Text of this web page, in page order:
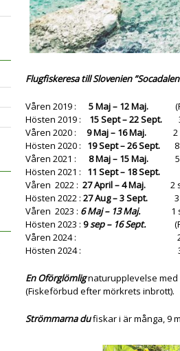
Flugfiskeresa till Slovenien
Våren 2019 : 5 Maj – 12 Maj.
Hösten 2019 : 15 Sept – 22 Sept.
3
Våren 2020 : 9Maj – 16 Maj.
Hösten 2020 : 19Sept – 26 Sept.
Våren 2021 : 8 Maj – 15 Maj.
5
Hösten 2021 : 11 Sept – 18 Sept.3 st
Våren 2022 : 27 April– 4 Maj. 2
Hösten 2022 : 27 Aug – 3 Sept.
Våren 2023 : 6 Maj – 13 Maj.
Hösten 2023 : 9sep – 16 Sept.
Våren 2024 : 2 st
Hösten 2024 : 3 st
En Oförglömlignaturupplevelse med
(Fiskeförbud efter mörkrets inbrott).
Strömmarna dufiskar i är många, 9